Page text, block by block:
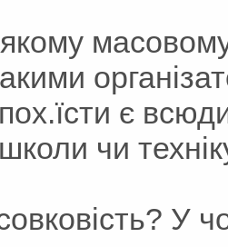
є
чи
У